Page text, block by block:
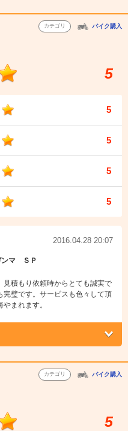
カテゴリ バイク購入
5
5
5
5
5
2016.04.28 20:07
ンマ ＳＰ
積もり依頼時からとても誠実で
璧です。サービスも色々して頂
まれます。
カテゴリ バイク購入
5